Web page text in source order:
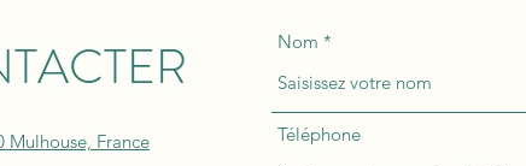
Mulhouse, France
Nom
Téléphone